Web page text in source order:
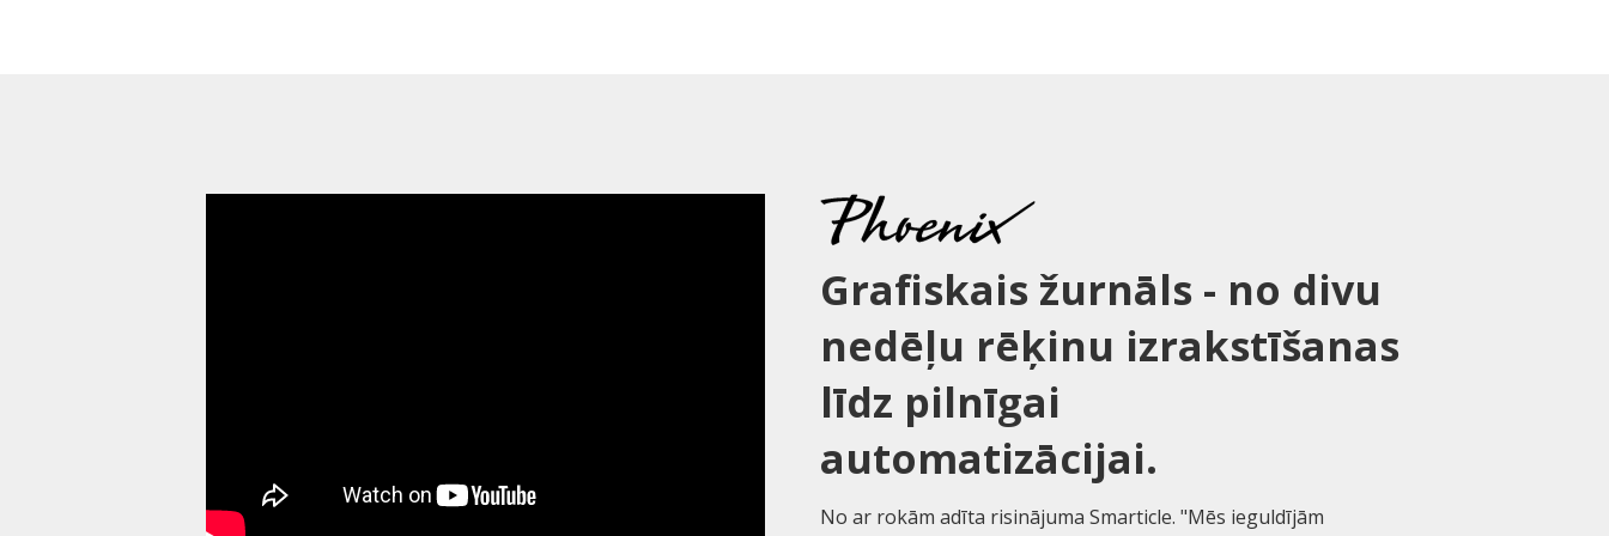
Grafiskais žurnāls - no divu
nedēļu rēķinu izrakstīšanas
līdz pilnīgai
automatizācijai.
No ar rokām adīta risinājuma Smarticle. "Mēs ieguldījām